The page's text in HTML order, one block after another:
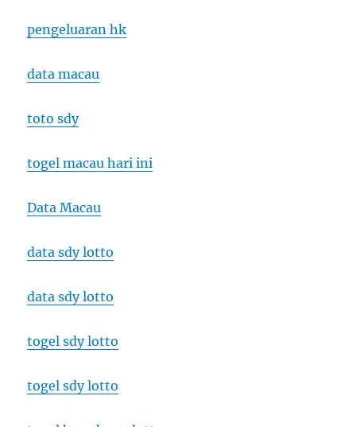
pengeluaran hk
data macau
toto sdy
togel macau hari ini
Data Macau
data sdy lotto
data sdy lotto
togel sdy lotto
togel sdy lotto